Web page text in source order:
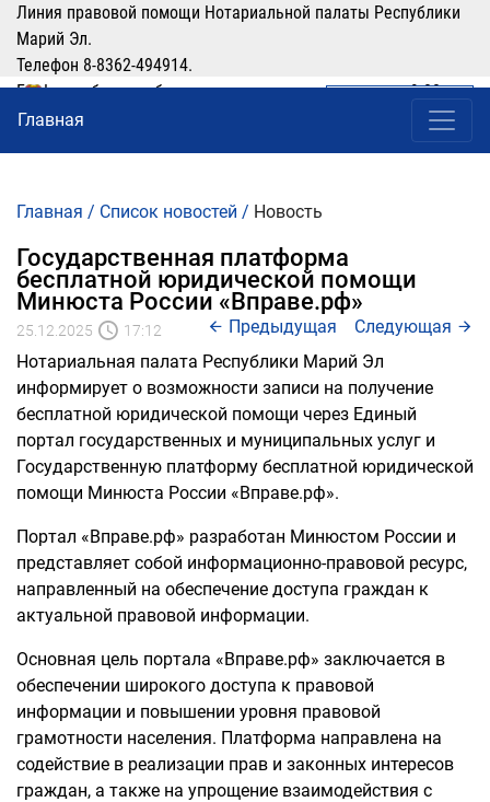
Линия правовой помощи Нотариальной палаты Республики
Марий Эл.
Телефон 8-8362-494914.
График работы: рабочие дни понедельник-четверг с 9:00 по
16:00, перерыв 12:00-13:00
ЛИЧНЫЙ КАБИНЕТ
Главная
Главная / Список новостей / Новость
Государственная платформа
бесплатной юридической помощи
Минюста России «Вправе.рф»
25.12.2025 17:12 Следующая
Предыдущая
Нотариальная палата Республики Марий Эл
информирует о возможности записи на получение
бесплатной юридической помощи через Единый
портал государственных и муниципальных услуг и
Государственную платформу бесплатной юридической
помощи Минюста России «Вправе.рф».
Портал «Вправе.рф» разработан Минюстом России и
представляет собой информационно-правовой ресурс,
направленный на обеспечение доступа граждан к
актуальной правовой информации.
Основная цель портала «Вправе.рф» заключается в
обеспечении широкого доступа к правовой
информации и повышении уровня правовой
грамотности населения. Платформа направлена на
содействие в реализации прав и законных интересов
граждан, а также на упрощение взаимодействия с